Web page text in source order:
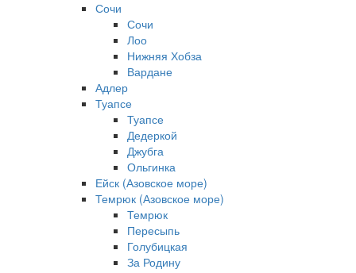
Сочи
Сочи
Лоо
Нижняя Хобза
Вардане
Адлер
Туапсе
Туапсе
Дедеркой
Джубга
Ольгинка
Ейск (Азовское море)
Темрюк (Азовское море)
Темрюк
Пересыпь
Голубицкая
За Родину